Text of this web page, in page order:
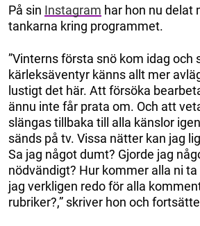
På sin Instagram har hon nu delat
tankarna kring programmet.
”Vinterns första snö kom idag och
kärleksäventyr känns allt mer
lustigt det här. Att försöka
ännu inte får prata om. Och att
slängas tillbaka till alla känslor
sänds på tv. Vissa nätter kan jag
Sa jag något dumt? Gjorde jag
nödvändigt? Hur kommer alla ni
jag verkligen redo för alla
rubriker?,” skriver hon och